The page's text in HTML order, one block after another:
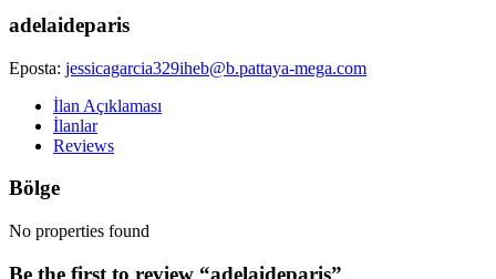
adelaideparis
Eposta: jessicagarcia329iheb@b.pattaya-mega.com
İlan Açıklaması
İlanlar
Reviews
Bölge
No properties found
Be the first to review “adelaideparis”